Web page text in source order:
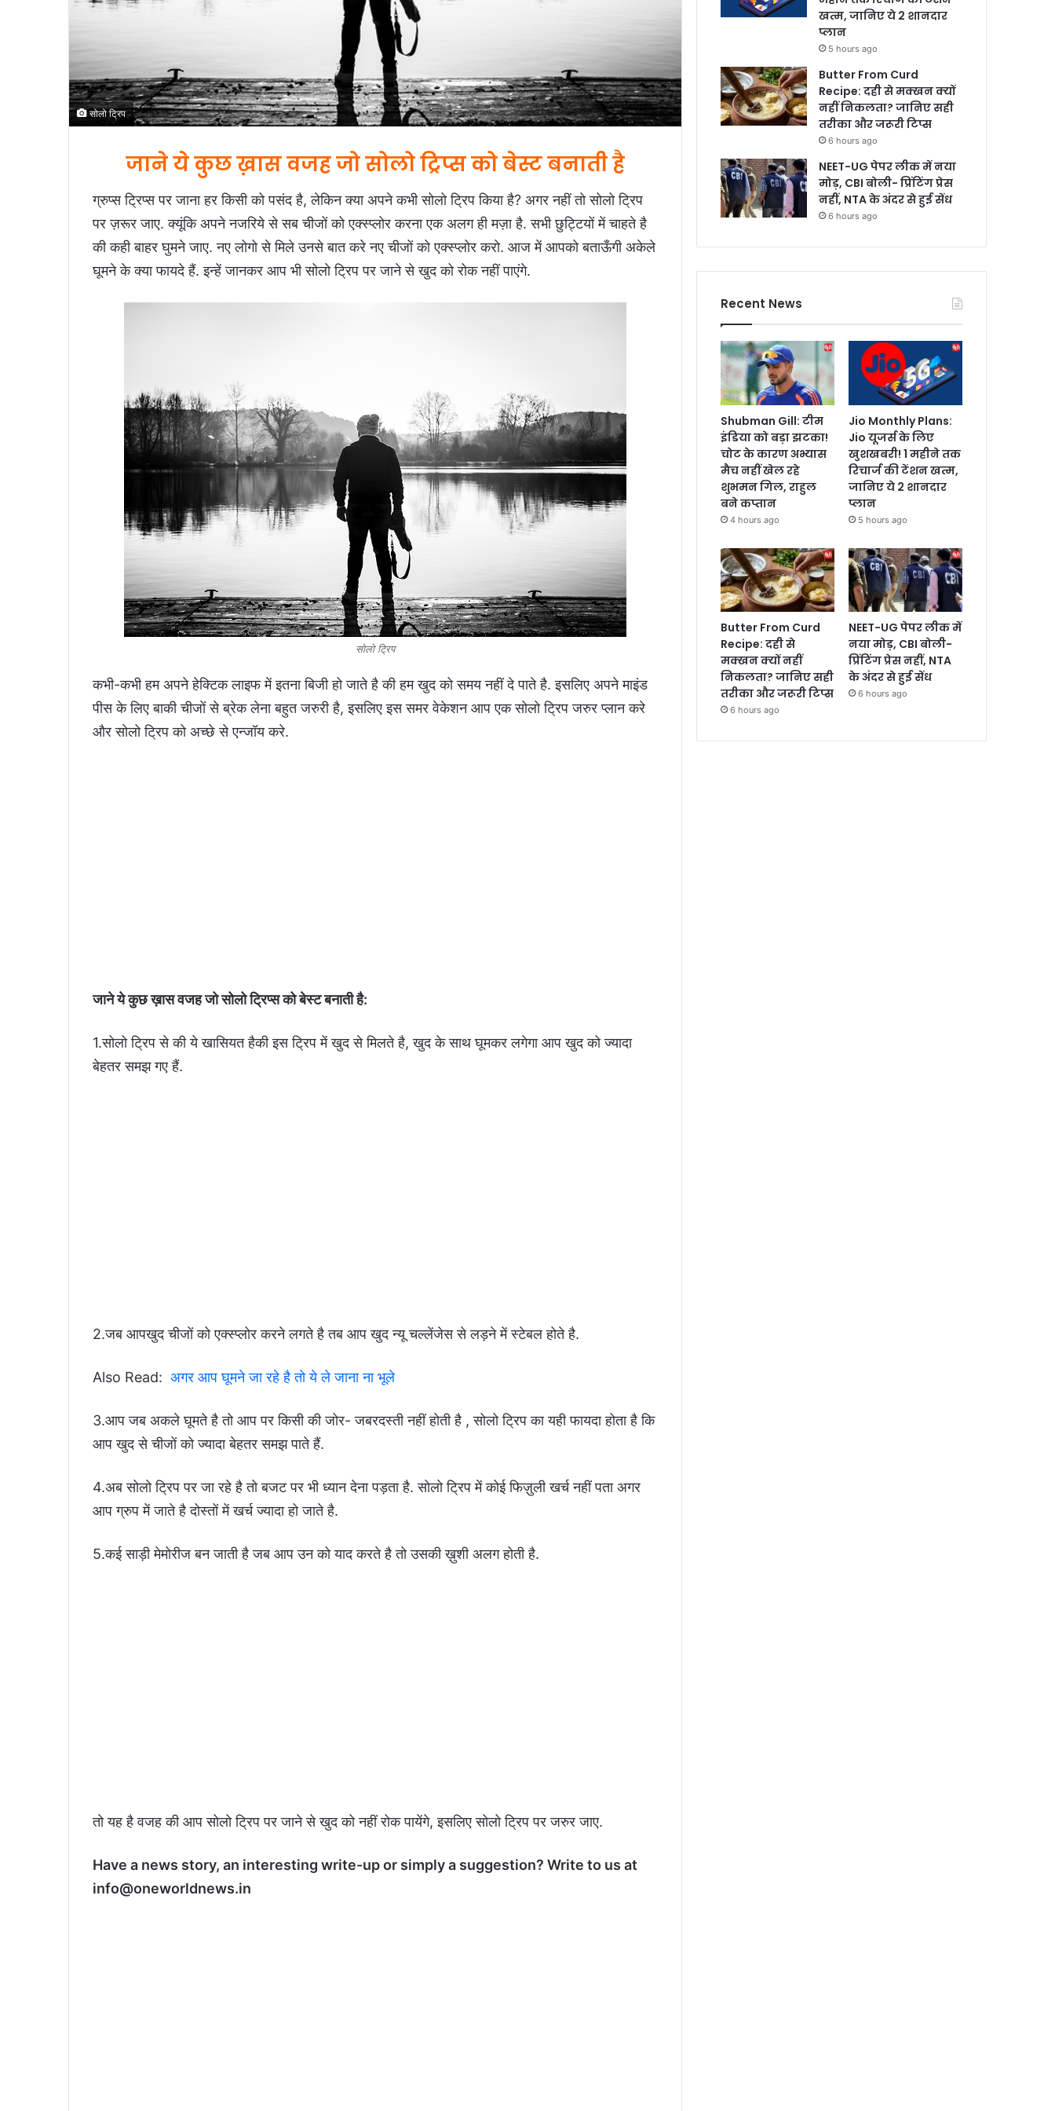
सोलो ट्रिप
जाने ये कुछ ख़ास वजह जो सोलो ट्रिप्स को बेस्ट बनाती है
ग्रुप्स ट्रिप्स पर जाना हर किसी को पसंद है, लेकिन क्या अपने कभी सोलो ट्रिप किया है? अगर नहीं तो सोलो ट्रिप
पर ज़रूर जाए. क्यूंकि अपने नजरिये से सब चीजों को एक्स्प्लोर करना एक अलग ही मज़ा है. सभी छुट्टियों में चाहते है
की कही बाहर घुमने जाए. नए लोगो से मिले उनसे बात करे नए चीजों को एक्स्प्लोर करो. आज में आपको बताऊँगी अकेले
घूमने के क्या फायदे हैं. इन्हें जानकर आप भी सोलो ट्रिप पर जाने से खुद को रोक नहीं पाएंगे.
सोलो ट्रिप
कभी-कभी हम अपने हेक्टिक लाइफ में इतना बिजी हो जाते है की हम खुद को समय नहीं दे पाते है. इसलिए अपने माइंड
पीस के लिए बाकी चीजों से ब्रेक लेना बहुत जरुरी है, इसलिए इस समर वेकेशन आप एक सोलो ट्रिप जरुर प्लान करे
और सोलो ट्रिप को अच्छे से एन्जॉय करे.
जाने ये कुछ ख़ास वजह जो सोलो ट्रिप्स को बेस्ट बनाती है:
1.सोलो ट्रिप से की ये खासियत हैकी इस ट्रिप में खुद से मिलते है, खुद के साथ घूमकर लगेगा आप खुद को ज्यादा
बेहतर समझ गए हैं.
2.जब आपखुद चीजों को एक्स्प्लोर करने लगते है तब आप खुद न्यू चल्लेंजेस से लड़ने में स्टेबल होते है.
Also Read: अगर आप घूमने जा र‍हे है तो ये ले जाना ना भूले
3.आप जब अकले घूमते है तो आप पर किसी की जोर- जबरदस्ती नहीं होती है , सोलो ट्रिप का यही फायदा होता है कि
आप खुद से चीजों को ज्यादा बेहतर समझ पाते हैं.
4.अब सोलो ट्रिप पर जा रहे है तो बजट पर भी ध्यान देना पड़ता है. सोलो ट्रिप में कोई फिज़ुली खर्च नहीं पता अगर
आप ग्रुप में जाते है दोस्तों में खर्च ज्यादा हो जाते है.
5.कई साड़ी मेमोरीज बन जाती है जब आप उन को याद करते है तो उसकी ख़ुशी अलग होती है.
तो यह है वजह की आप सोलो ट्रिप पर जाने से खुद को नहीं रोक पायेंगे, इसलिए सोलो ट्रिप पर जरुर जाए.
Have a news story, an interesting write-up or simply a suggestion? Write to us at
info@oneworldnews.in
खत्म, जानिए ये 2 शानदार
प्लान
5 hours ago
Butter From Curd
Recipe: दही से मक्खन क्यों
नहीं निकलता? जानिए सही
तरीका और जरूरी टिप्स
6 hours ago
NEET-UG पेपर लीक में नया
मोड़, CBI बोली- प्रिंटिंग प्रेस
नहीं, NTA के अंदर से हुई सेंध
6 hours ago
Recent News
Shubman Gill: टीम
इंडिया को बड़ा झटका!
चोट के कारण अभ्यास
मैच नहीं खेल रहे
शुभमन गिल, राहुल
बने कप्तान
4 hours ago
Jio Monthly Plans:
Jio यूजर्स के लिए
खुशखबरी! 1 महीने तक
रिचार्ज की टेंशन खत्म,
जानिए ये 2 शानदार
प्लान
5 hours ago
Butter From Curd
Recipe: दही से
मक्खन क्यों नहीं
निकलता? जानिए सही
तरीका और जरूरी टिप्स
6 hours ago
NEET-UG पेपर लीक में
नया मोड़, CBI बोली-
प्रिंटिंग प्रेस नहीं, NTA
के अंदर से हुई सेंध
6 hours ago